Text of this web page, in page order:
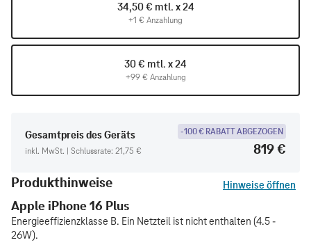
34,50 € mtl. x 24
+1 € Anzahlung
30 € mtl. x 24
+99 € Anzahlung
Gesamtpreis des Geräts
inkl. MwSt. | Schlussrate: 21,75 €
-100 € RABATT ABGEZOGEN
819 €
Produkthinweise
Hinweise öffnen
Apple iPhone 16 Plus
Energieeffizienzklasse B. Ein Netzteil ist nicht enthalten (4.5 -
26W).